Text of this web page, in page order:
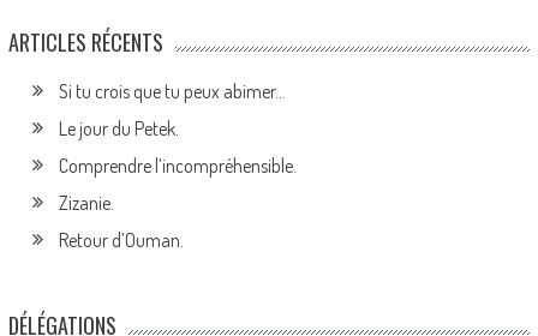
ARTICLES RÉCENTS
Si tu crois que tu peux abimer…
Le jour du Petek.
Comprendre l’incompréhensible.
Zizanie.
Retour d’Ouman.
DÉLÉGATIONS